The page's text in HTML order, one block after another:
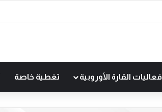
فعاليات القارة الأوروبية تغطية خاصة